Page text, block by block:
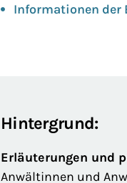
Informationen der
Hintergrund:
Erläuterungen und
Anwältinnen und